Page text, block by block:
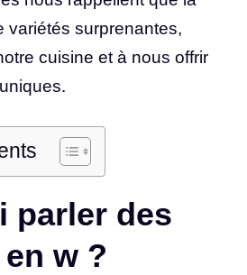
variétés surprenantes,
cuisine et à nous offrir
parler des
w ?